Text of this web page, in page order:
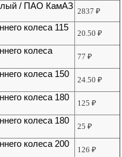
/ ПАО КамАЗ
2837₽
колеса 115
20.50₽
колеса
77₽
колеса 150
24.50₽
колеса 180
125₽
колеса 180
25₽
колеса 200
126₽